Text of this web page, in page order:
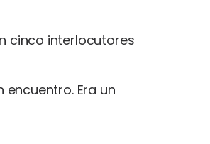
cinco interlocutores
Era un